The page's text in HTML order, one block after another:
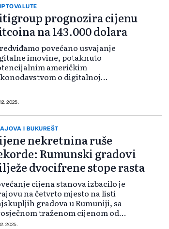
prognozira cijenu
na 143.000 dolara
povećano usvajanje
imovine, potaknuto
američkim
o digitalnoj
u novoj godini oko 80.000-
dolara vrijednosti akti...
2025.
I BUKUREŠT
nekretnina ruše
Rumunski gradovi
dvocifrene stope rasta
cijena stanova izbacilo je
na četvrto mjesto na listi
gradova u Rumuniji, sa
traženom cijenom od
eura po korisnom kvadratnom
2025.